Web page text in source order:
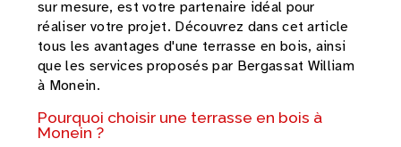
sur mesure, est votre partenaire idéal pour
réaliser votre projet. Découvrez dans cet article
tous les avantages d'une terrasse en bois, ainsi
que les services proposés par Bergassat William
à Monein.
Pourquoi choisir une terrasse en bois à
Monein ?